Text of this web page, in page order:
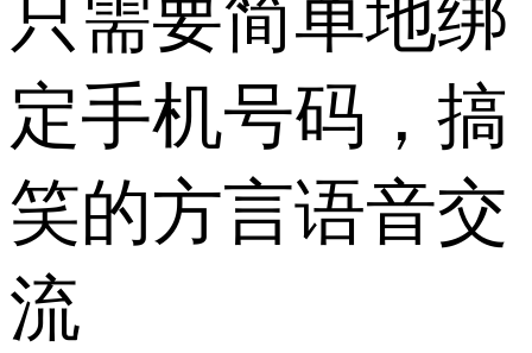
只需要简单地绑
定手机号码，搞
笑的方言语音交
流